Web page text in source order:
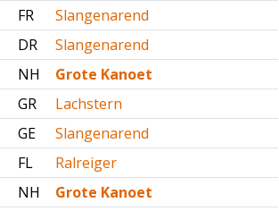
FR
Slangenarend
DR
Slangenarend
NH
Grote Kanoet
GR
Lachstern
GE
Slangenarend
FL
Ralreiger
NH
Grote Kanoet